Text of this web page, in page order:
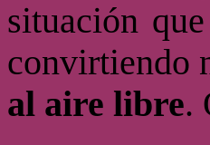
situación
convirtiendo
al aire libre.